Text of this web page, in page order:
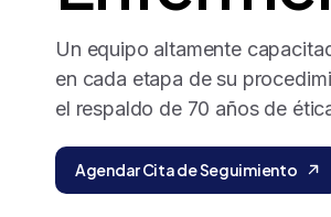
Un equipo altamente
en cada etapa de su
el respaldo de 70 años de
Agendar Cita de Seguimiento